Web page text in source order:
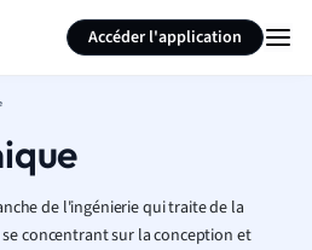
Accéder l'application
de l'ingénierie qui traite de la
concentrant sur la conception et
Résumer la page